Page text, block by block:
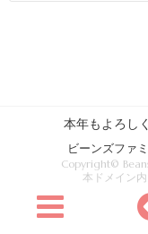
本年もよろし
ビーンズファ
Copyright©
本ドメイン